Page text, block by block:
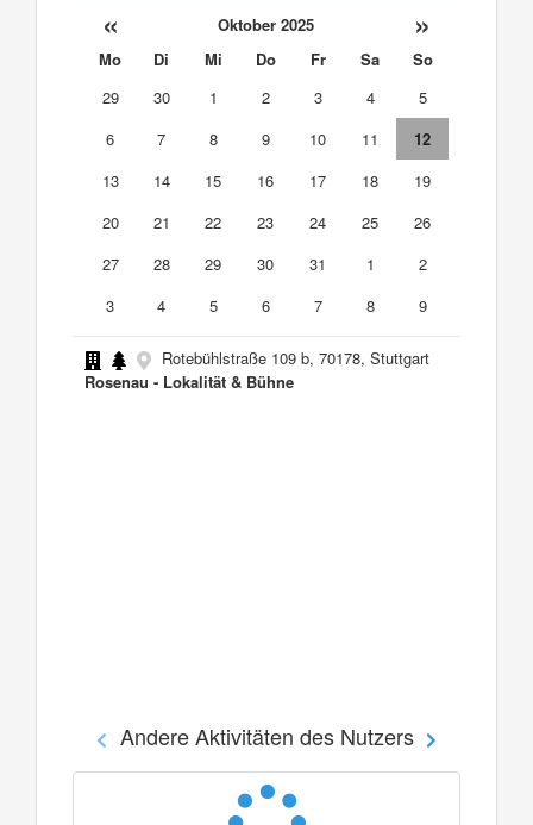
« Oktober 2025 »
Mo Di Mi Do Fr Sa
So
29
30 1 2 3 4
5
6
7 8 9 10 11
12
13
14 15 16 17 18
19
20
21 22 23 24 25
26
27
28 29 30 31 1
2
3
4 5 6 7 8 9
Rotebühlstraße 109 b, 70178, Stuttgart
Rosenau - Lokalität & Bühne
Andere Aktivitäten des Nutzers